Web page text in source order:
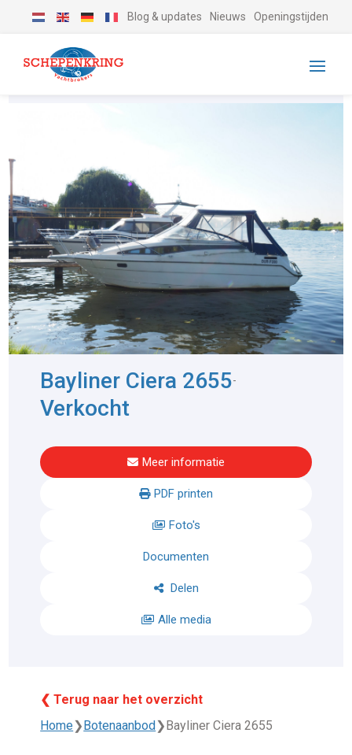
Blog & updates Nieuws Openingstijden
Bayliner Ciera 2655-
Verkocht
Meer informatie
PDF printen
Foto's
Documenten
Delen
Alle media
❮ Terug naar het overzicht
Home❯ Botenaanbod ❯ Bayliner Ciera 2655